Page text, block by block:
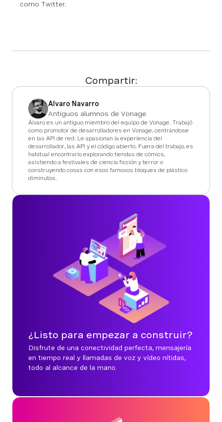
como Twitter.
Compartir:
Alvaro Navarro
Antiguos alumnos de Vonage
Álvaro es un antiguo miembro del equipo de Vonage. Trabajó
como promotor de desarrolladores en Vonage, centrándose
en las API de red. Le apasionan la experiencia del
desarrollador, las API y el código abierto. Fuera del trabajo, es
habitual encontrarlo explorando tiendas de cómics,
asistiendo a festivales de ciencia ficción y terror o
construyendo cosas con esos famosos bloques de plástico
diminutos.
¿Listo para empezar a construir?
Disfrute de una conectividad perfecta, mensajería
en tiempo real y llamadas de voz y vídeo nítidas,
todo al alcance de la mano.